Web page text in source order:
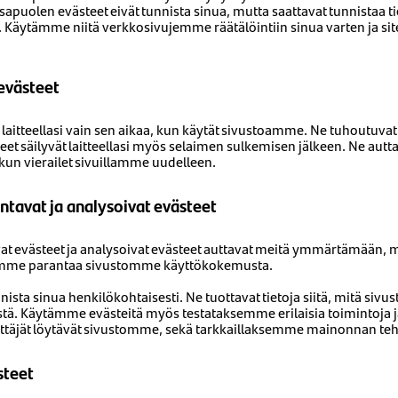
evästeet eivät tunnista sinua, mutta saattavat tunnistaa
niitä verkkosivujemme räätälöintiin sinua varten ja
vain sen aikaa, kun käytät sivustoamme. Ne
säilyvät laitteellasi myös selaimen sulkemisen jälkeen. Ne
vierailet sivuillamme uudelleen.
ja analysoivat evästeet
evästeet ja analysoivat evästeet auttavat meitä ymmärtämään,
parantaa sivustomme käyttökokemusta.
sinua henkilökohtaisesti. Ne tuottavat tietoja siitä, mitä
Käytämme evästeitä myös testataksemme erilaisia toimintoja
löytävät sivustomme, sekä tarkkaillaksemme mainonnan